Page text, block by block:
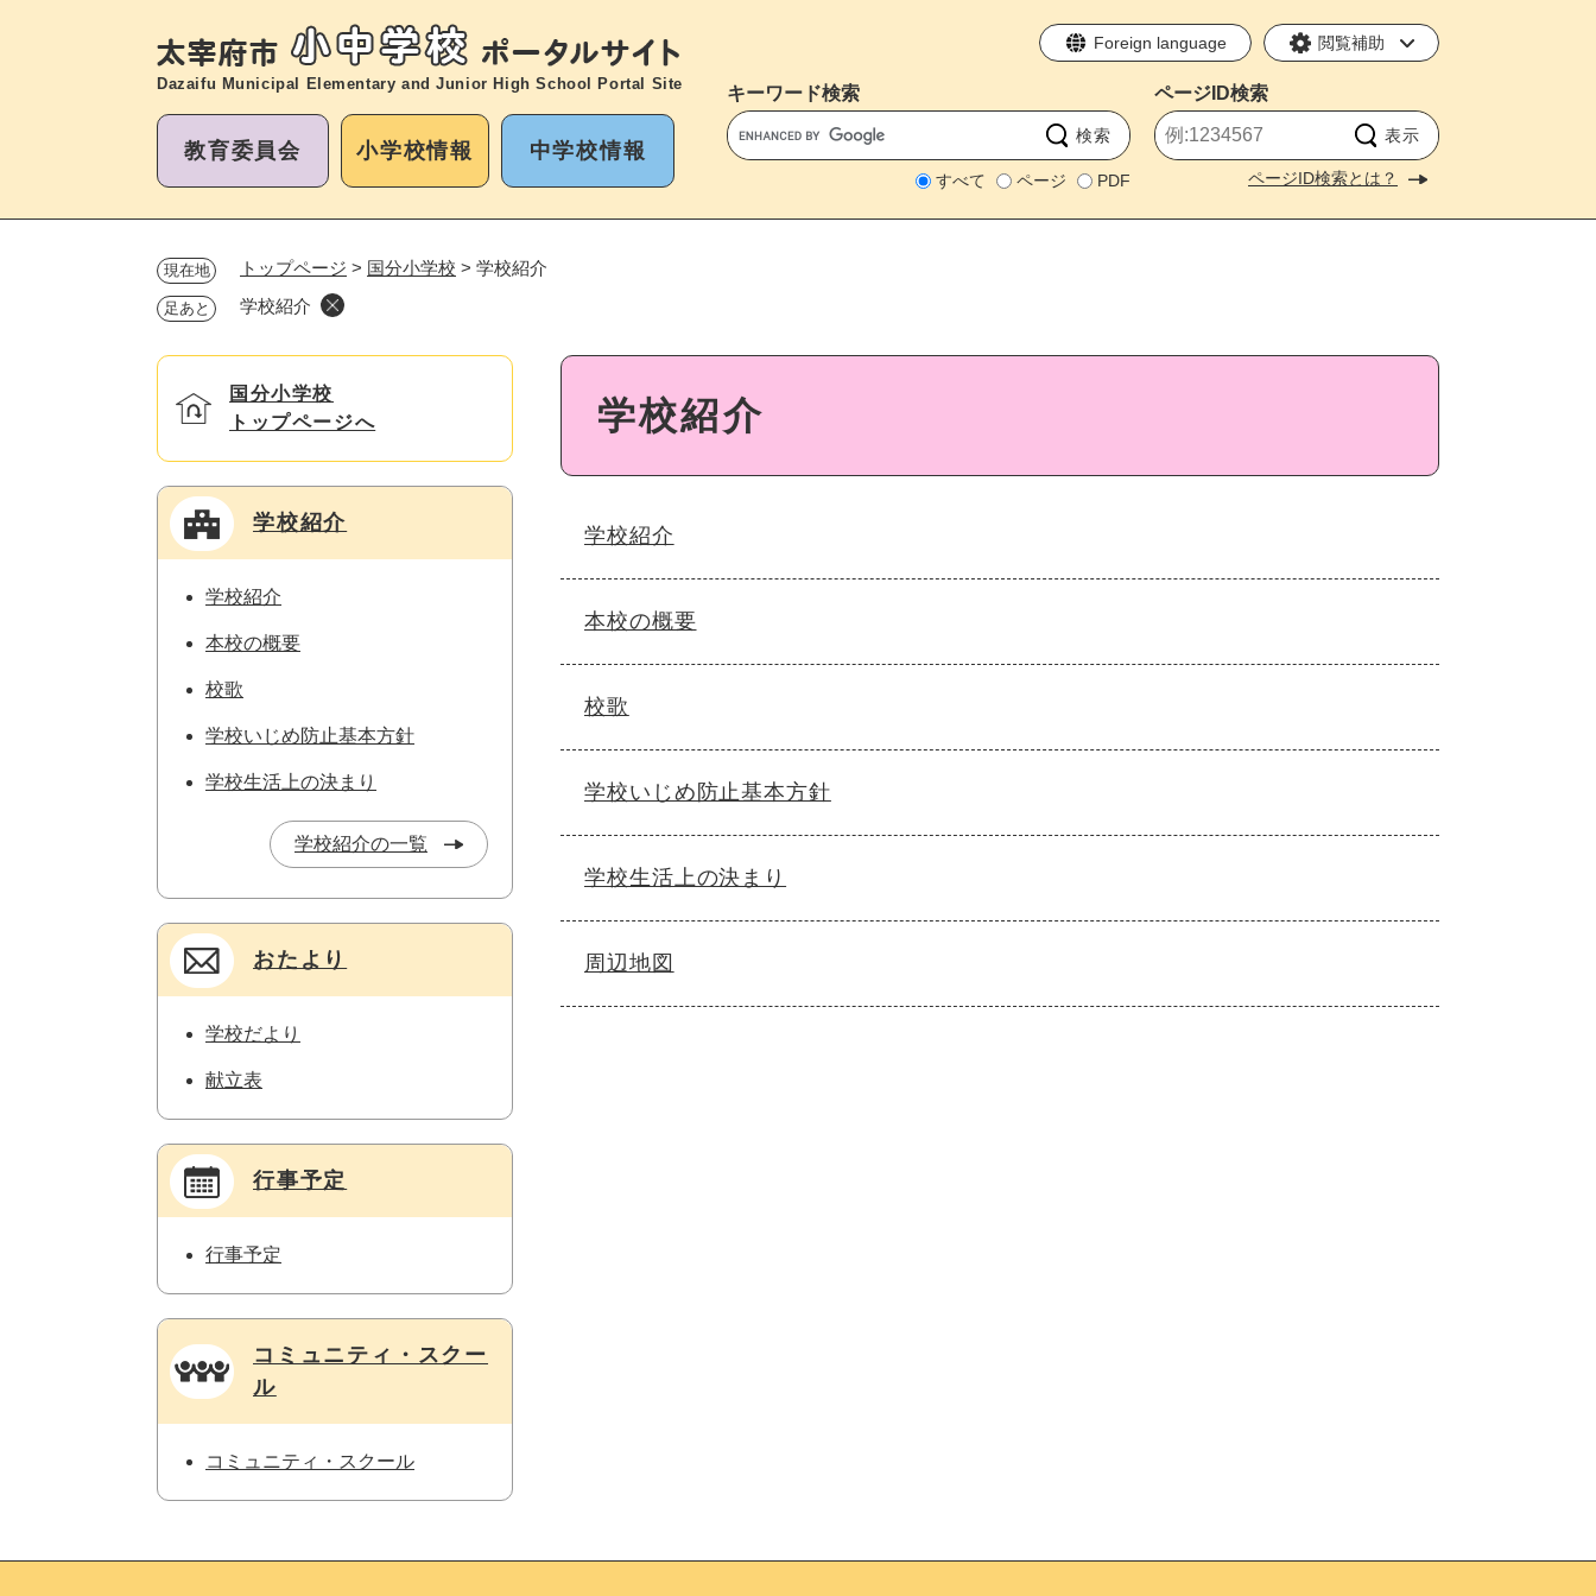
Dazaifu Municipal Elementary andJunior High School Portal Site
教育委員会 小学校情報 中学校情報
Foreign language 閲覧補助
キーワード検索
すべて ページ PDF
ページID検索
ページID検索とは？
現在地 トップページ > 国分小学校 > 学校紹介
足あと 学校紹介
本
学校紹介
学校紹介
本校の概要
校歌
学校いじめ防止基本方針
学校生活上の決まり
周辺地図
国分小学校
トップページへ
学校紹介
学校紹介
本校の概要
校歌
学校いじめ防止基本方針
学校生活上の決まり
学校紹介の一覧
おたより
学校だより
献立表
行事予定
行事予定
コミュニティ・スクー
ル
コミュニティ・スクール